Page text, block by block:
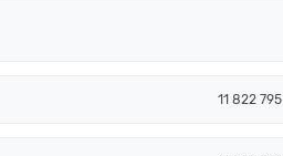
11 822 795